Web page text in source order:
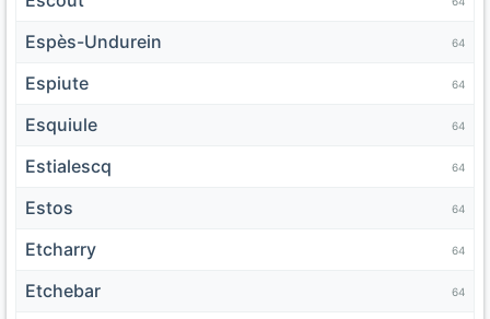
Espès-Undurein 64
Espiute 64
Esquiule 64
Estialescq 64
Estos 64
Etcharry 64
Etchebar 64